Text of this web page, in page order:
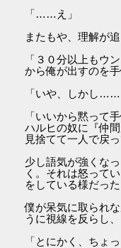
「……え」
またもや、理解が
「３０分以上もウ
から俺が出すのを
「いや、しかし……
「いいから黙って
ハルヒの奴に『仲
見捨てて一人で戻
少し語気が強くな
く。それは怒って
をしている様だった
僕が呆気に取られ
うに視線を反らし
「とにかく、ちょ